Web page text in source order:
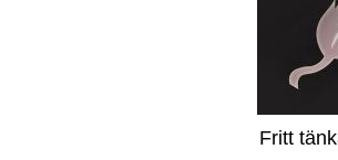
Fritt